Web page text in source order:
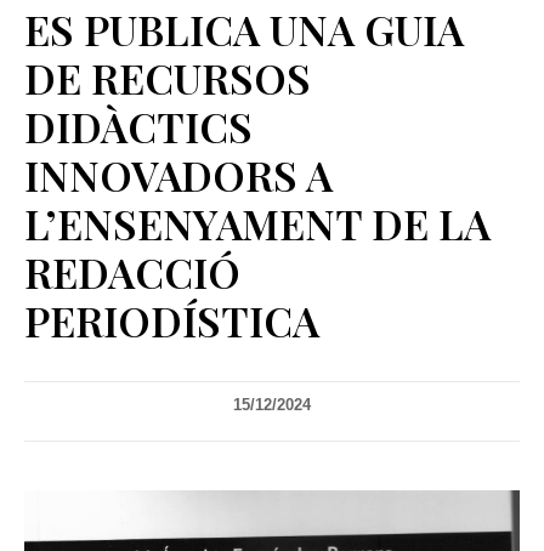
ES PUBLICA UNA GUIA
DE RECURSOS
DIDÀCTICS
INNOVADORS A
L’ENSENYAMENT DE LA
REDACCIÓ
PERIODÍSTICA
15/12/2024